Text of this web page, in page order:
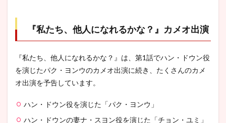
『私たち、他人になれるかな？』カメオ出演
『私たち、他人になれるかな？』は、第1話でハン・ドウン役
を演じたパク・ヨンウのカメオ出演に続き、たくさんのカメ
オ出演を予告しています。
ハン・ドウン役を演じた「パク・ヨンウ」
ハン・ドウンの妻ナ・スヨン役を演じた「チョン・ユミ」